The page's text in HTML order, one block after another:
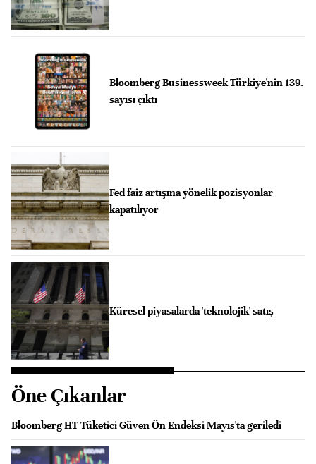
Bloomberg Businessweek Türkiye'nin 139.
sayısı çıktı
Fed faiz artışına yönelik pozisyonlar
kapatılıyor
Küresel piyasalarda 'teknolojik' satış
Öne Çıkanlar
Bloomberg HT Tüketici Güven Ön Endeksi Mayıs'ta geriledi